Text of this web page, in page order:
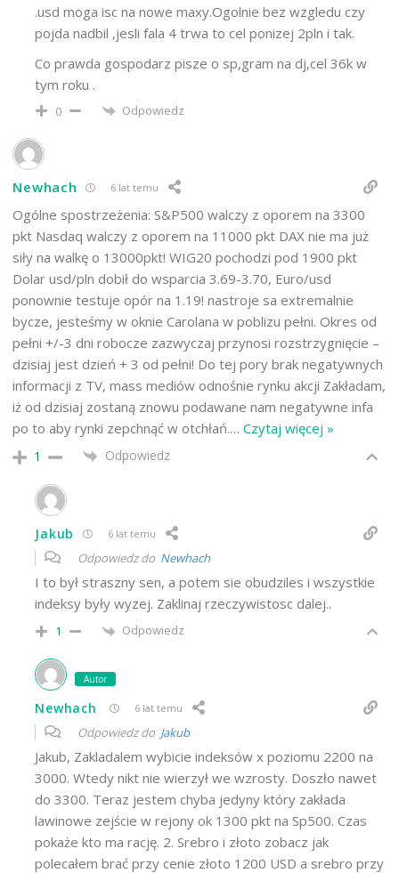
.usd moga isc na nowe maxy.Ogolnie bez wzgledu czy
pojda nadbil ,jesli fala 4 trwa to cel ponizej 2pln i tak.
Co prawda gospodarz pisze o sp,gram na dj,cel 36k w
tym roku .
0 Odpowiedz
Newhach 6 lat temu
Ogólne spostrzeżenia: S&P500 walczy z oporem na 3300
pkt Nasdaq walczy z oporem na 11000 pkt DAX nie ma już
siły na walkę o 13000pkt! WIG20 pochodzi pod 1900 pkt
Dolar usd/pln dobił do wsparcia 3.69-3.70, Euro/usd
ponownie testuje opór na 1.19! nastroje sa extremalnie
bycze, jesteśmy w oknie Carolana w poblizu pełni. Okres od
pełni +/-3 dni robocze zazwyczaj przynosi rozstrzygnięcie –
dzisiaj jest dzień + 3 od pełni! Do tej pory brak negatywnych
informacji z TV, mass mediów odnośnie rynku akcji Zakładam,
iż od dzisiaj zostaną znowu podawane nam negatywne infa
po to aby rynki zepchnąć w otchłań.…Czytaj więcej »
1 Odpowiedz
Jakub 6 lat temu
Odpowiedz do Newhach
I to był straszny sen, a potem sie obudziles i wszystkie
indeksy były wyzej. Zaklinaj rzeczywistosc dalej..
1 Odpowiedz
Autor
Newhach 6 lat temu
Odpowiedz do Jakub
Jakub, Zakladalem wybicie indeksów x poziomu 2200 na
3000. Wtedy nikt nie wierzył we wzrosty. Doszło nawet
do 3300. Teraz jestem chyba jedyny który zakłada
lawinowe zejście w rejony ok 1300 pkt na Sp500. Czas
pokaże kto ma rację. 2. Srebro i złoto zobacz jak
polecałem brać przy cenie złoto 1200 USD a srebro przy